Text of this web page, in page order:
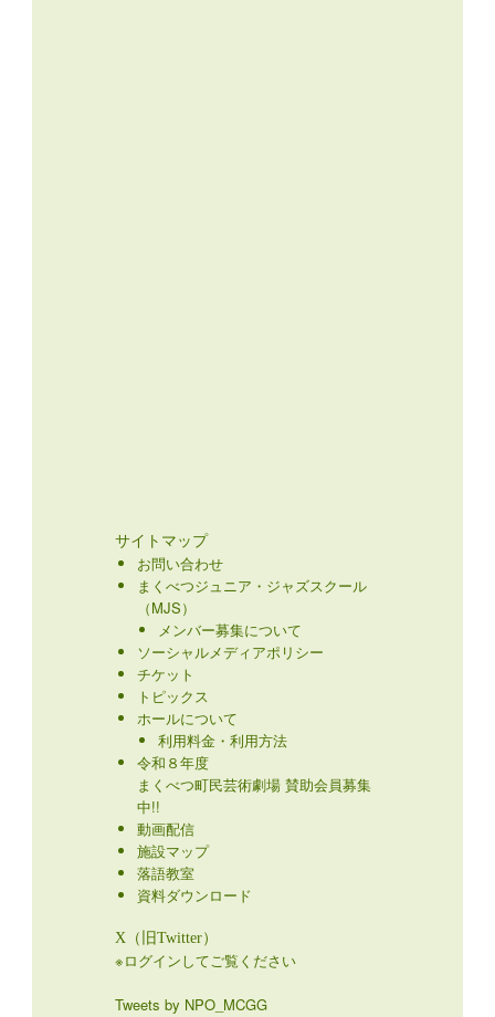
サイトマップ
お問い合わせ
まくべつジュニア・ジャズスクール
（MJS）
メンバー募集について
ソーシャルメディアポリシー
チケット
トピックス
ホールについて
利用料金・利用方法
令和８年度
まくべつ町民芸術劇場 賛助会員募集
中!!
動画配信
施設マップ
落語教室
資料ダウンロード
X（旧Twitter）
※ログインしてご覧ください
Tweets by NPO_MCGG